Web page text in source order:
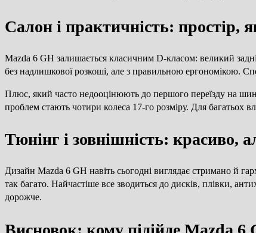
Салон і практичність: простір,
Mazda 6 GH залишається класичним D-класом: великий
без надлишкової розкоші, але з правильною ергономікою.
Плюс, який часто недооцінюють до першого переїзду на
проблем стають чотири колеса 17-го розміру. Для багатьох
Тюнінг і зовнішність: красиво,
Дизайн Mazda 6 GH навіть сьогодні виглядає стримано й
так багато. Найчастіше все зводиться до дисків, плівки,
дорожче.